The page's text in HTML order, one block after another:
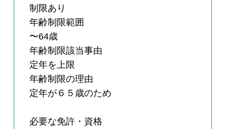
制限あり
年齢制限範囲
〜64歳
年齢制限該当事由
定年を上限
年齢制限の理由
定年が６５歳のため
必要な免許・資格